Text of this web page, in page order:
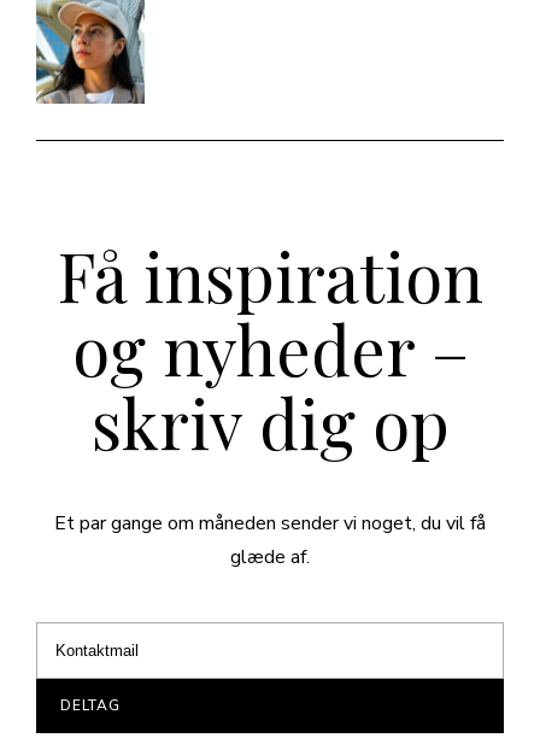
Få inspiration
og nyheder –
skriv dig op
Et par gange om måneden sender vi noget, du vil få
glæde af.
DELTAG